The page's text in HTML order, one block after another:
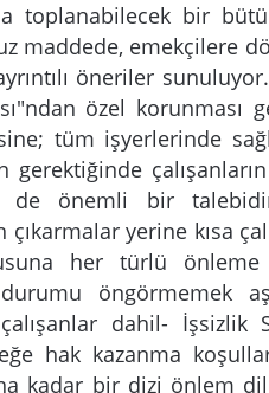
toplanabilecek bir
maddede, emekçilere
öneriler
özel korunması
tüm işyerlerinde
gerektiğinde
de önemli bir
yerine kısa
her türlü
öngörmemek
dahil- İşsizlik
hak kazanma
kadar bir dizi önlem